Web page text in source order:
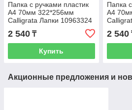
Папка с ручками пластик
А4 70мм 322*256мм
Calligrata Лапки 10963324
2 540 ₸
Купить
Папка
А4
2 540
Акционные предложения и